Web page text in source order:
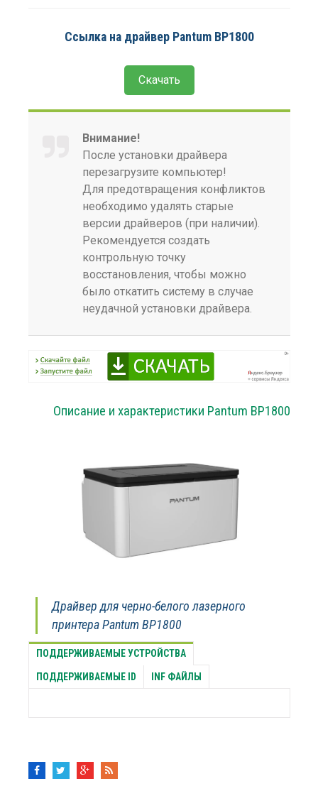
Ссылка на драйвер Pantum BP1800
Скачать
Внимание!
После установки драйвера
перезагрузите компьютер!
Для предотвращения конфликтов
необходимо удалять старые
версии драйверов (при наличии).
Рекомендуется создать
контрольную точку
восстановления, чтобы можно
было откатить систему в случае
неудачной установки драйвера.
Описание и характеристики Pantum BP1800
Драйвер для черно-белого лазерного
принтера Pantum BP1800
ПОДДЕРЖИВАЕМЫЕ УСТРОЙСТВА
ПОДДЕРЖИВАЕМЫЕ ID INF ФАЙЛЫ